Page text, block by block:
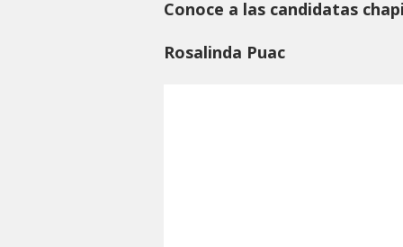
Conoce a las candidatas
Rosalinda Puac